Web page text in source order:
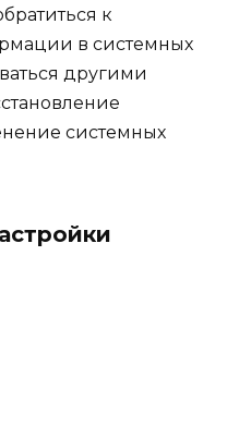
к
в системных
другими
системных